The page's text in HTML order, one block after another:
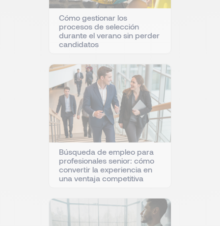
Cómo gestionar los
procesos de selección
durante el verano sin perder
candidatos
Búsqueda de empleo para
profesionales senior: cómo
convertir la experiencia en
una ventaja competitiva